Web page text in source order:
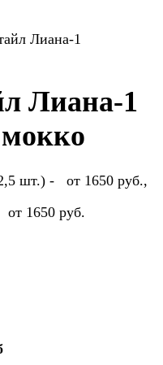
Лиана-1
Лиана-1
шт.) - от 1650 руб.,
1650 руб.